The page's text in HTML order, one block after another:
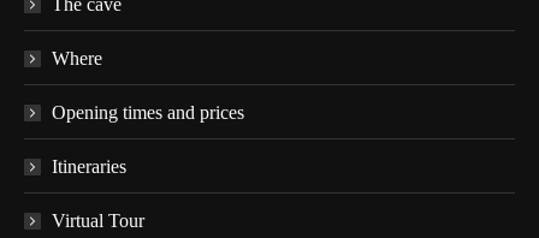
windowwindow
The cave
Where
Opening times and prices
Itineraries
Virtual Tour